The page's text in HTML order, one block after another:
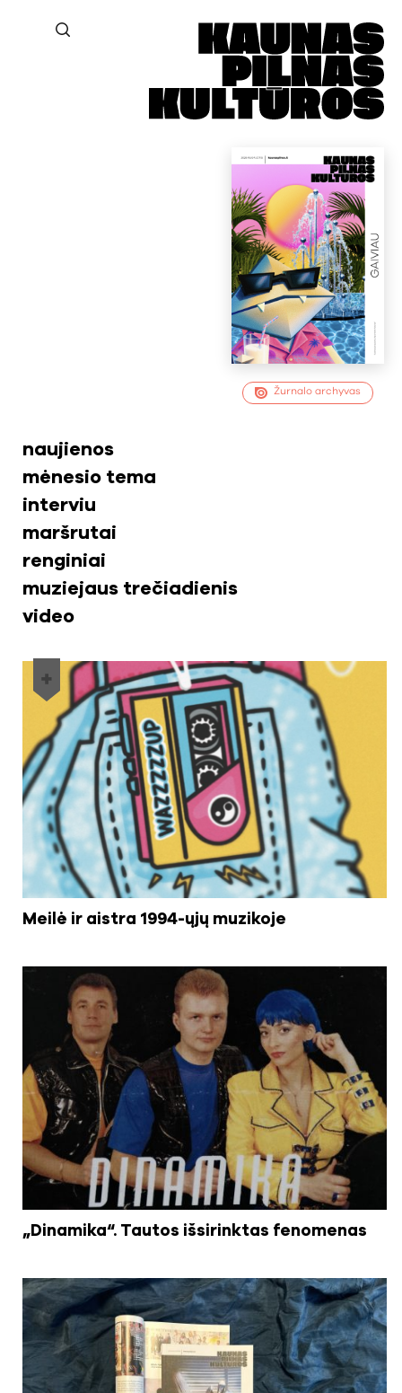
Žurnalo archyvas
Meilė ir aistra 1994-ųjų muzikoje
naujienos
mėnesio tema
interviu
maršrutai
renginiai
muziejaus trečiadienis
video
„Dinamika“. Tautos išsirinktas fenomenas